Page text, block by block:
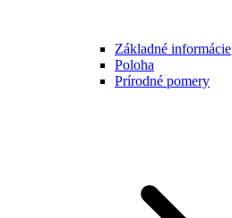
Základné informácie
Poloha
Prírodné pomery